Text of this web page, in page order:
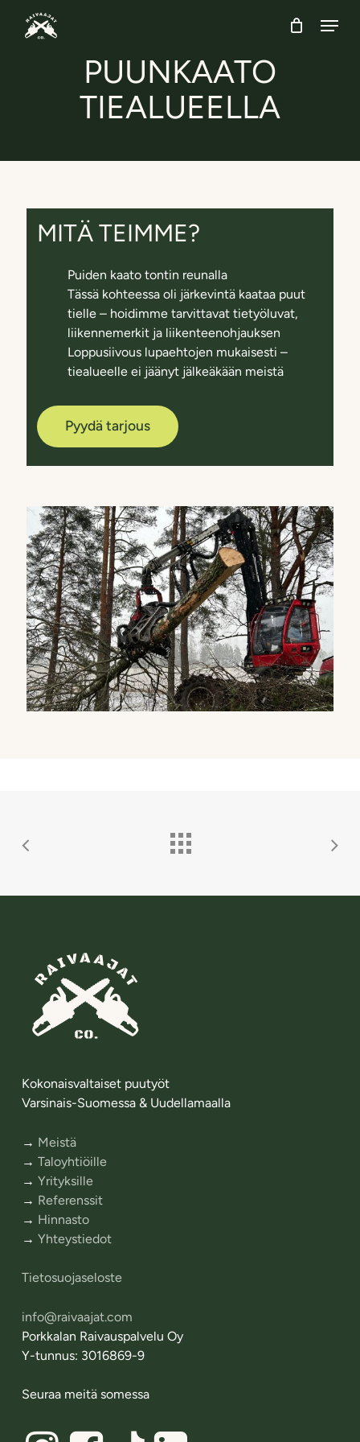
Menu
PUUNKAATO
TIEALUEELLA
MITÄ TEIMME?
Puiden kaato tontin reunalla
Tässä kohteessa oli järkevintä kaataa puut
tielle – hoidimme tarvittavat tietyöluvat,
liikennemerkit ja liikenteenohjauksen
Loppusiivous lupaehtojen mukaisesti –
tiealueelle ei jäänyt jälkeäkään meistä
Pyydä tarjous
Kokonaisvaltaiset puutyöt
Varsinais-Suomessa & Uudellamaalla
→ Meistä
→Taloyhtiöille
→Yrityksille
→ Referenssit
→ Hinnasto
→Yhteystiedot
Tietosuojaseloste
info@raivaajat.com
Porkkalan Raivauspalvelu Oy
Y-tunnus: 3016869-9
Seuraa meitä somessa
Linkki Linkki Linkki